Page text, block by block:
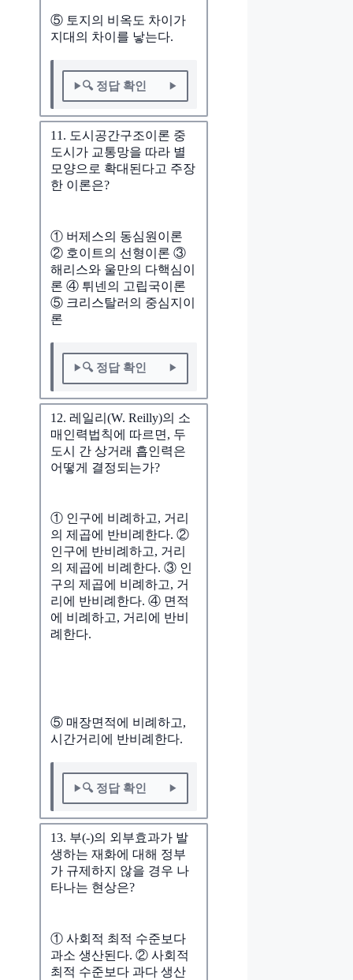
⑤ 토지의 비옥도 차이가
지대의 차이를 낳는다.
🔍 정답 확인
11. 도시공간구조이론 중
도시가 교통망을 따라 별
모양으로 확대된다고 주장
한 이론은?
① 버제스의 동심원이론
② 호이트의 선형이론 ③
해리스와 울만의 다핵심이
론 ④ 튀넨의 고립국이론
⑤ 크리스탈러의 중심지이
론
🔍 정답 확인
12. 레일리(W. Reilly)의 소
매인력법칙에 따르면, 두
도시 간 상거래 흡인력은
어떻게 결정되는가?
① 인구에 비례하고, 거리
의 제곱에 반비례한다. ②
인구에 반비례하고, 거리
의 제곱에 비례한다. ③ 인
구의 제곱에 비례하고, 거
리에 반비례한다. ④ 면적
에 비례하고, 거리에 반비
례한다.
⑤ 매장면적에 비례하고,
시간거리에 반비례한다.
🔍 정답 확인
13. 부(-)의 외부효과가 발
생하는 재화에 대해 정부
가 규제하지 않을 경우 나
타나는 현상은?
① 사회적 최적 수준보다
과소 생산된다. ② 사회적
최적 수준보다 과다 생산